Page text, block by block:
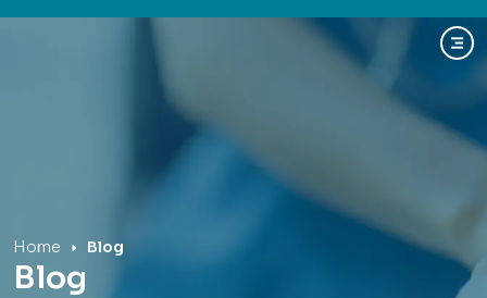
Home Blog
Blog